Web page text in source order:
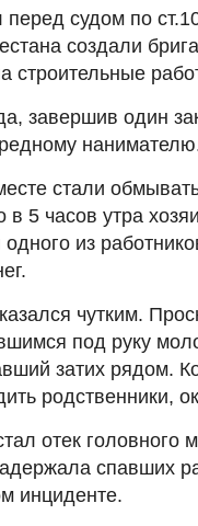
судом по
создали
строительные
завершив один
стали
5 часов утра
из
чутким.
под руку
затих рядом.
родственники,
отек головного
спавших
инциденте.